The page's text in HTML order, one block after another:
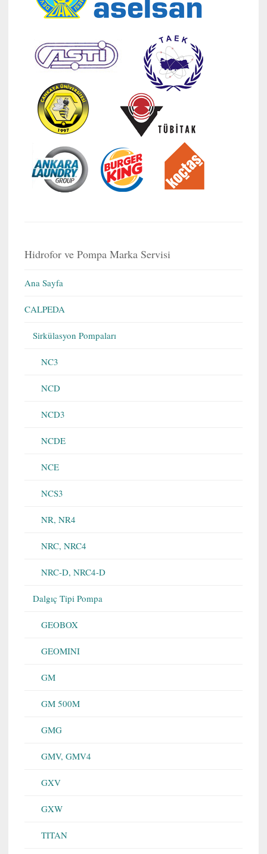
Hidrofor ve Pompa Marka Servisi
Ana Sayfa
CALPEDA
Sirkülasyon Pompaları
NC3
NCD
NCD3
NCDE
NCE
NCS3
NR, NR4
NRC, NRC4
NRC-D, NRC4-D
Dalgıç Tipi Pompa
GEOBOX
GEOMINI
GM
GM 500M
GMG
GMV, GMV4
GXV
GXW
TITAN